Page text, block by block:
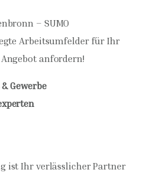
– SUMO
Arbeitsumfelder für Ihr
anfordern!
Gewerbe
ist Ihr verlässlicher Partner